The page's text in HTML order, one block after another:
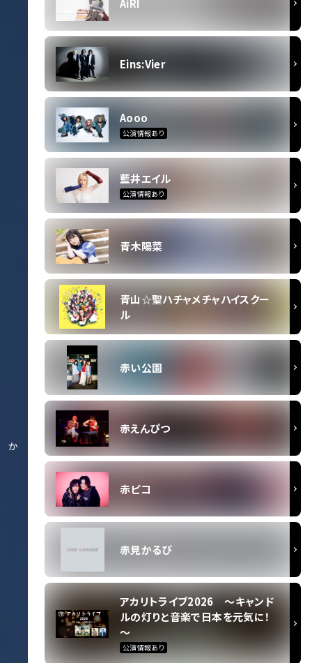
か
Eins:Vier
Aooo
公演情報あり
藍井エイル
公演情報あり
青木陽菜
青山☆聖ハチャメチャハイスクー
ル
赤い公園
赤えんぴつ
赤ピコ
赤見かるび
アカリトライブ2026 ～キャンド
ルの灯りと音楽で日本を元気に！
～
公演情報あり